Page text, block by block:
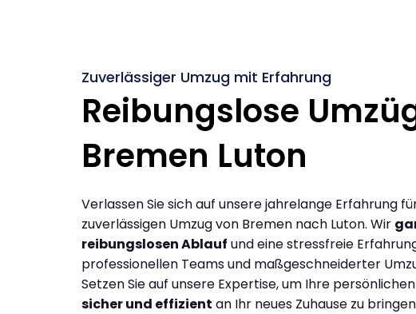
Zuverlässiger Umzug mit Erfahrung
Reibungslose
Bremen Luton
Verlassen Sie sich auf unsere jahrelange Erfahrung
zuverlässigen Umzug von Bremen nach Luton. Wir
reibungslosen Ablauf und eine stressfreie
professionellen Teams und maßgeschneiderter
Setzen Sie auf unsere Expertise, um Ihre
sicher und effizient an Ihr neues Zuhause zu